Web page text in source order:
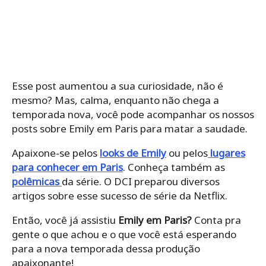
Esse post aumentou a sua curiosidade, não é
mesmo? Mas, calma, enquanto não chega a
temporada nova, você pode acompanhar os nossos
posts sobre Emily em Paris para matar a saudade.
Apaixone-se pelos looks de Emilyou pelos lugares
para conhecer em Paris. Conheça também as
polêmicasda série. O DCI preparou diversos
artigos sobre esse sucesso de série da Netflix.
Então, você já assistiu Emily em Paris? Conta pra
gente o que achou e o que você está esperando
para a nova temporada dessa produção
apaixonante!